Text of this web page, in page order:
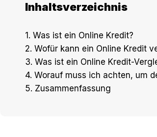
Inhaltsverzeichnis
1. Was ist ein Online Kredit?
2. Wofür kann ein Online Kredit
3. Was ist ein Online Kredit-
4. Worauf muss ich achten, um
5. Zusammenfassung